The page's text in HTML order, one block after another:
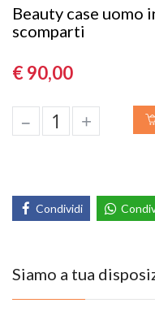
Beauty case uomo
scomparti
€ 90,00
– +
Condividi
Siamo a tua